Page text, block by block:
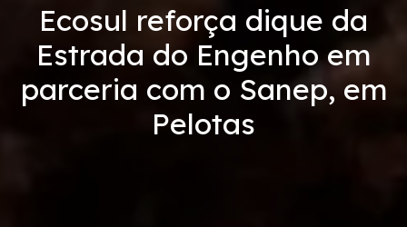
Demonstrações Financeiras
Código de Conduta
Ecosul reforça dique da
Estrada do Engenho em
parceria com o Sanep, em
Pelotas